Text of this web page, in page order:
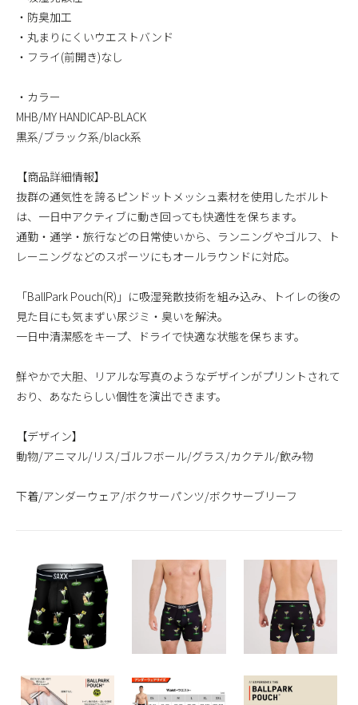
・防臭加工
・丸まりにくいウエストバンド
・フライ(前開き)なし
・カラー
MHB/MY HANDICAP-BLACK
黒系/ブラック系/black系
【商品詳細情報】
抜群の通気性を誇るピンドットメッシュ素材を使用したボルト
は、一日中アクティブに動き回っても快適性を保ちます。
通勤・通学・旅行などの日常使いから、ランニングやゴルフ、ト
レーニングなどのスポーツにもオールラウンドに対応。
「BallPark Pouch(R)」に吸湿発散技術を組み込み、トイレの後の
見た目にも気まずい尿ジミ・臭いを解決。
一日中清潔感をキープ、ドライで快適な状態を保ちます。
鮮やかで大胆、リアルな写真のようなデザインがプリントされて
おり、あなたらしい個性を演出できます。
【デザイン】
動物/アニマル/リス/ゴルフボール/グラス/カクテル/飲み物
下着/アンダーウェア/ボクサーパンツ/ボクサーブリーフ